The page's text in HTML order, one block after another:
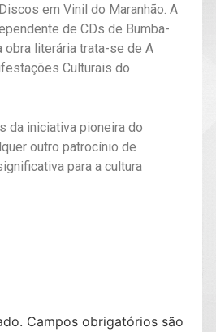
em Vinil do Maranhão. A
de CDs de Bumba-
obra literária trata-se de A
Culturais do
da iniciativa pioneira do
outro patrocínio de
para a cultura
Campos obrigatórios são